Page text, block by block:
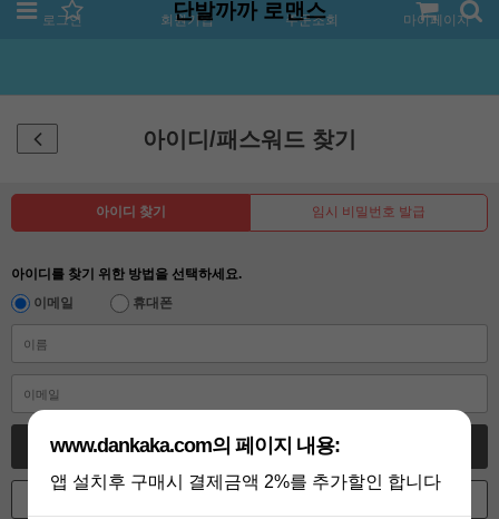
로그인 회원가입 주문조회 마이페이지
단발까까 로맨스
아이디/패스워드 찾기
아이디 찾기 임시 비밀번호 발급
아이디를 찾기 위한 방법을 선택하세요.
이메일
휴대폰
아이디 찾기
www.dankaka.com의 페이지 내용:
앱 설치후 구매시 결제금액 2%를 추가할인 합니다